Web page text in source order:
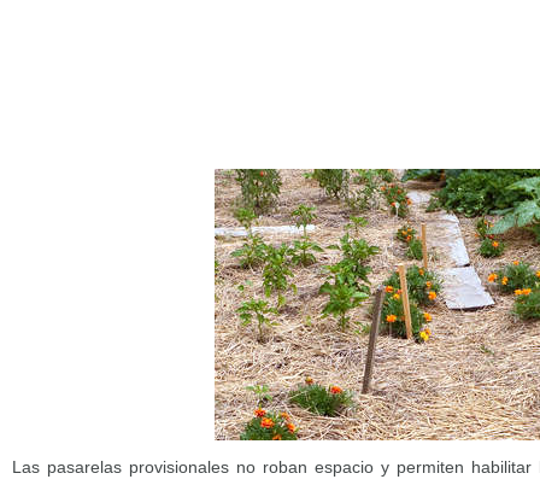
Las pasarelas provisionales no roban espacio y permiten